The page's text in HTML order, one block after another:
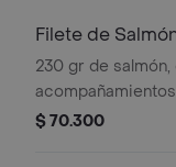
Filete de
230 gr de
$ 70.300